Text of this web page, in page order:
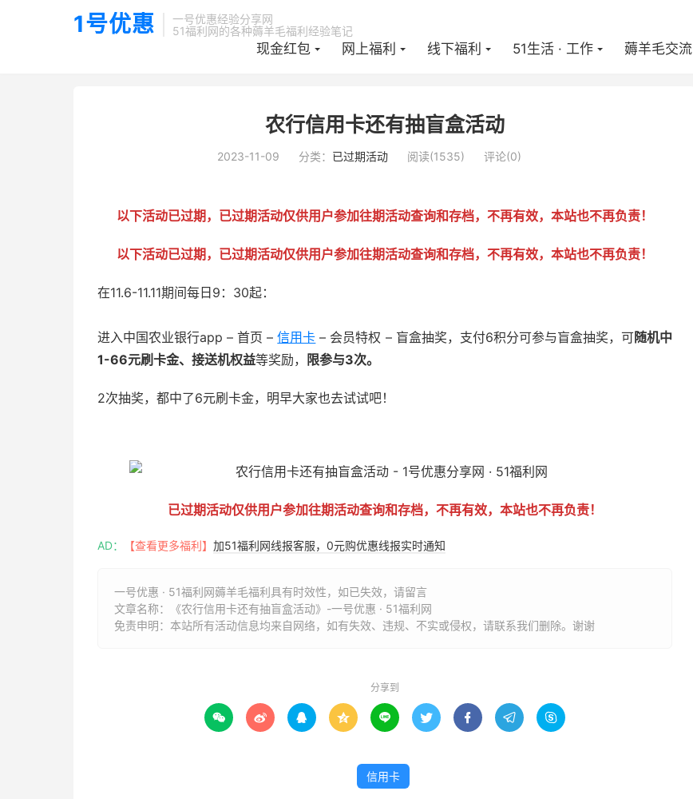
1号优惠
一号优惠经验分享网
51福利网的各种薅羊毛福利经验笔记
现金红包 网上福利 线下福利 51生活 · 工作 薅羊毛交流
已过期活动  正文
农行信用卡还有抽盲盒活动
2023-11-09 分类： 已过期活动 阅读(1535) 评论(0)
以下活动已过期，已过期活动仅供用户参加往期活动查询和存档，不再有效，本站也不再负责！
以下活动已过期，已过期活动仅供用户参加往期活动查询和存档，不再有效，本站也不再负责！
在11.6-11.11期间每日9：30起：
进入中国农业银行app – 首页 –信用卡 – 会员特权 – 盲盒抽奖，支付6积分可参与盲盒抽奖，可随机中
1-66元刷卡金、接送机权益等奖励， 限参与3次。
2次抽奖，都中了6元刷卡金，明早大家也去试试吧！
已过期活动仅供用户参加往期活动查询和存档，不再有效，本站也不再负责！
AD： 【查看更多福利】 加51福利网线报客服，0元购优惠线报实时通知
一号优惠 · 51福利网薅羊毛福利具有时效性，如已失效，请留言
文章名称：
《农行信用卡还有抽盲盒活动》-一号优惠 · 51福利网
免责申明：本站所有活动信息均来自网络，如有失效、违规、不实或侵权，请联系我们删除。谢谢
分享到
        
信用卡